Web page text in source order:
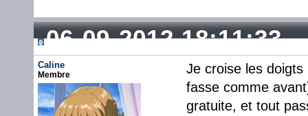
06-09-2012 18:11:33
Caline
Membre
Je croise les
fasse comme
gratuite, et tout